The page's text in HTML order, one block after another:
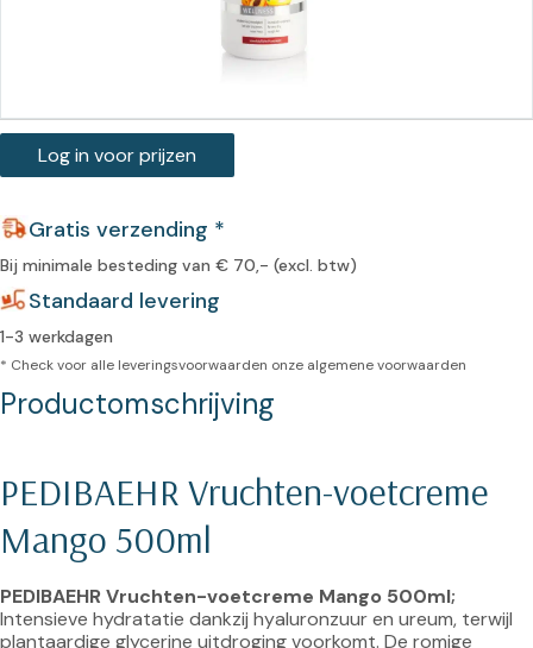
Log in voor prijzen
Gratis verzending *
Bij minimale besteding van € 70,- (excl. btw)
Standaard levering
1-3 werkdagen
* Check voor alle leveringsvoorwaarden onze algemene voorwaarden
Productomschrijving
PEDIBAEHR Vruchten-voetcreme
Mango 500ml
PEDIBAEHR Vruchten-voetcreme Mango 500ml;
Intensieve hydratatie dankzij hyaluronzuur en ureum, terwijl
plantaardige glycerine uitdroging voorkomt. De romige